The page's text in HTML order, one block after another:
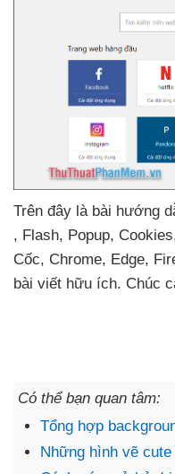
Trên đây là bài hướng
, Flash, Popup, Cookies
Cốc, Chrome, Edge,
bài viết hữu ích. Chúc
Có thể bạn quan tâm:
Tổng hợp
Những hình vẽ cute